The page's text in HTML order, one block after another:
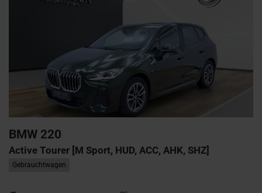
BMW 220
Active Tourer [M Sport, HUD, ACC, AHK, SHZ]
Gebrauchtwagen